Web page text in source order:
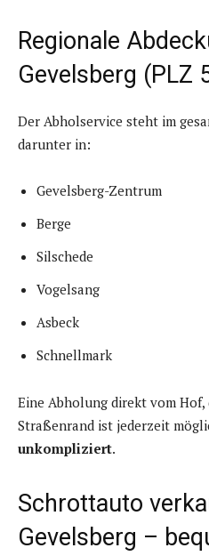
Regionale
Gevelsberg (PLZ
Der Abholservice steht im
darunter in:
Gevelsberg-Zentrum
Berge
Silschede
Vogelsang
Asbeck
Schnellmark
Eine Abholung direkt vom
Straßenrand ist jederzeit
unkompliziert.
Schrottauto
Gevelsberg –